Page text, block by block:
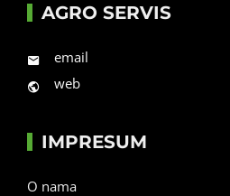
AGRO SERVIS
email
web
IMPRESUM
O nama